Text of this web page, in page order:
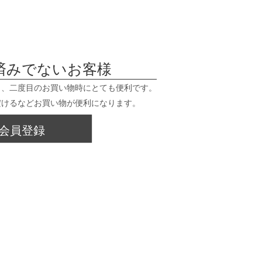
みでないお客様
二度目のお買い物時にとても便利です。
るなどお買い物が便利になります。
員登録